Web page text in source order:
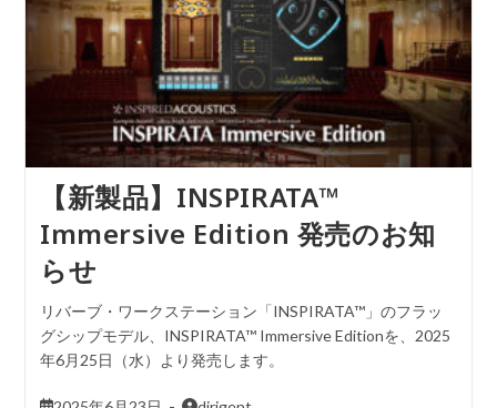
【新製品】INSPIRATA™
Immersive Edition 発売のお知
らせ
リバーブ・ワークステーション「INSPIRATA™」のフラッ
グシップモデル、INSPIRATA™ Immersive Editionを、2025
年6月25日（水）より発売します。